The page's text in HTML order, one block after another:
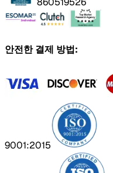
안전한 결제 방법:
9001:2015